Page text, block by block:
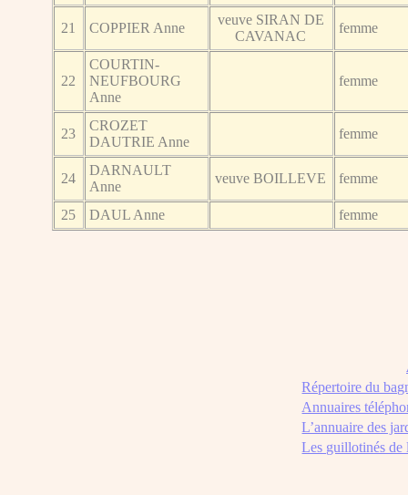
21 COPPIER Anne
veuve SIRAN DE
CAVANAC
femme
22
COURTIN-
NEUFBOURG
Anne
femme
23
CROZET
DAUTRIE Anne
femme
24
DARNAULT
Anne
veuve BOILLEVE femme
25 DAUL Anne femme
Répertoire du
Annuaires
L’annuaire des
Les guillotinés de